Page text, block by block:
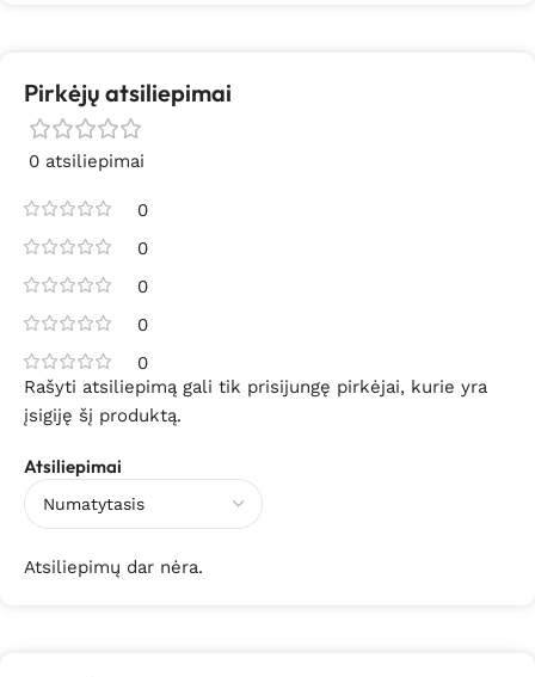
Pirkėjų atsiliepimai
0 atsiliepimai
0
0
0
0
0
Atsiliepimai
Atsiliepimų dar nėra.
Rašyti atsiliepimą gali tik prisijungę pirkėjai, kurie yra
įsigiję šį produktą.